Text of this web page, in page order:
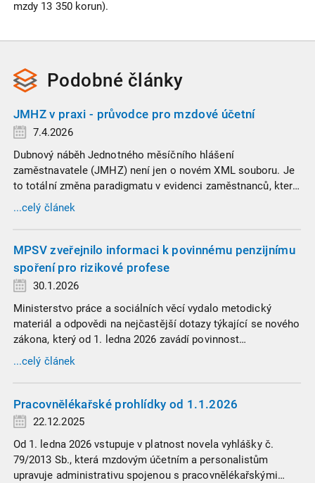
mzdy 13 350 korun).
Podobné články
JMHZ v praxi - průvodce pro mzdové účetní
7.4.2026
Dubnový náběh Jednotného měsíčního hlášení
zaměstnavatele (JMHZ) není jen o novém XML souboru. Je
to totální změna paradigmatu v evidenci zaměstnanců, která
propojuje sociální správu, finanční úřady a úřady práce do
jednoho nekompromisního celku
...celý článek
MPSV zveřejnilo informaci k povinnému penzijnímu
spoření pro rizikové profese
30.1.2026
Ministerstvo práce a sociálních věcí vydalo metodický
materiál a odpovědi na nejčastější dotazy týkající se nového
zákona, který od 1. ledna 2026 zavádí povinnost
zaměstnavatelů přispívat na spoření na stáří zaměstnancům
v náročných profesích.
...celý článek
Pracovnělékařské prohlídky od 1.1.2026
22.12.2025
Od 1. ledna 2026 vstupuje v platnost novela vyhlášky č.
79/2013 Sb., která mzdovým účetním a personalistům
upravuje administrativu spojenou s pracovnělékařskými